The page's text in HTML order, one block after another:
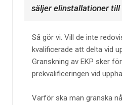
säljer elinstallationer
Så gör vi. Vill de inte
kvalificerade att delta vid
Granskning av EKP sker
prekvalificeringen vid
Varför ska man granska